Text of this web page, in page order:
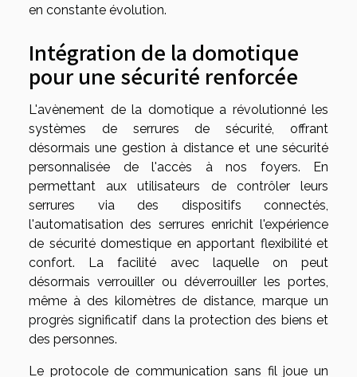
en constante évolution.
Intégration de la domotique
pour une sécurité renforcée
L'avènement de la domotique a révolutionné les
systèmes de serrures de sécurité, offrant
désormais une gestion à distance et une sécurité
personnalisée de l'accès à nos foyers. En
permettant aux utilisateurs de contrôler leurs
serrures via des dispositifs connectés,
l'automatisation des serrures enrichit l'expérience
de sécurité domestique en apportant flexibilité et
confort. La facilité avec laquelle on peut
désormais verrouiller ou déverrouiller les portes,
même à des kilomètres de distance, marque un
progrès significatif dans la protection des biens et
des personnes.
Le protocole de communication sans fil joue un